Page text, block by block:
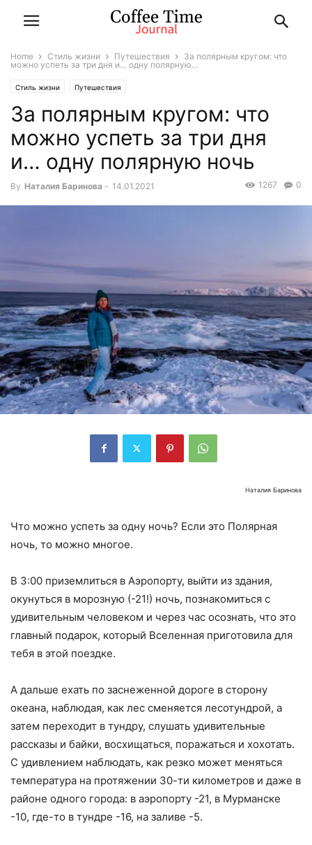
Home Стиль жизни Путешествия
За полярным кругом: что
можно успеть за три дня и… одну полярную...
Стиль жизни Путешествия
За полярным кругом: что
можно успеть за три дня
и… одну полярную ночь
By Наталия Баринова - 14.01.2021 0
1267
Наталия Баринова
Что можно успеть за одну ночь? Если это Полярная
ночь, то можно многое.
В 3:00 приземлиться в Аэропорту, выйти из здания,
окунуться в морозную (-21!) ночь, познакомиться с
удивительным человеком и через час осознать, что это
главный подарок, который Вселенная приготовила для
тебя в этой поездке.
А дальше ехать по заснеженной дороге в сторону
океана, наблюдая, как лес сменяется лесотундрой, а
затем переходит в тундру, слушать удивительные
рассказы и байки, восхищаться, поражаться и хохотать.
С удивлением наблюдать, как резко может меняться
температура на протяжении 30-ти километров и даже в
районе одного города: в аэропорту -21, в Мурманске
-10, где-то в тундре -16, на заливе -5.